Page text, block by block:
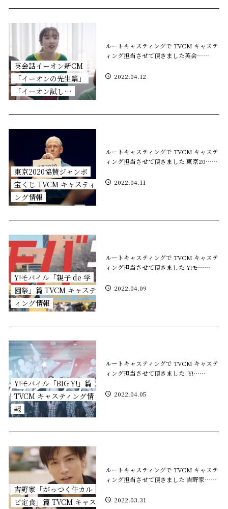
​英会話イーオン新CM
「イーオンの先生篇」
「イーオン試し…
ルートキャスティングで TVCM キャステ
ィング担当させて頂きました ​英会……
2022.04.12
東京2020協賛ジャンボ
宝くじ TVCM キャスティ
ング情報
ルートキャスティングで TVCM キャステ
ィング担当させて頂きました 東京20……
2022.04.11
Y!モバイル「親子 de 学
園祭」篇 TVCM キャステ
ィング情報
ルートキャスティングで TVCM キャステ
ィング担当させて頂きました Y!モ……
2022.04.09
Y!モバイル「BIG Y!」篇
TVCM キャスティング情
報
ルートキャスティングで TVCM キャステ
ィング担当させて頂きました Y!……
2022.04.05
吉野家「がっつく牛カル
ビ定食」篇 TVCM キャス
ルートキャスティングで TVCM キャステ
ィング担当させて頂きました 吉野家……
2022.03.31